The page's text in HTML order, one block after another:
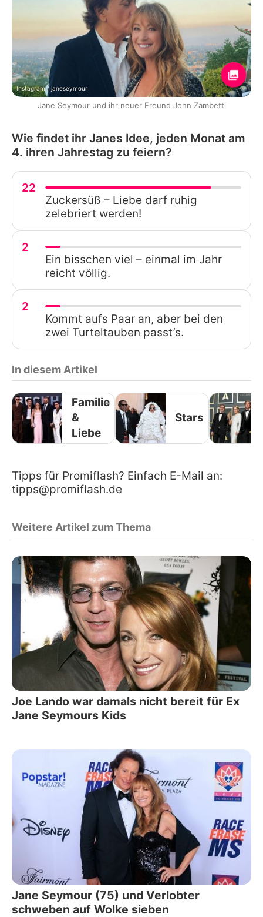
Instagram / janeseymour
Jane Seymour und ihr neuer Freund John Zambetti
Wie findet ihr Janes Idee, jeden Monat am
4. ihren Jahrestag zu feiern?
22
Zuckersüß – Liebe darf ruhig
zelebriert werden!
2
Ein bisschen viel – einmal im Jahr
reicht völlig.
2
Kommt aufs Paar an, aber bei den
zwei Turteltauben passt’s.
In diesem Artikel
Familie
&
Liebe
Stars
Tipps für Promiflash? Einfach E-Mail an:
tipps@promiflash.de
Weitere Artikel zum Thema
Joe Lando war damals nicht bereit für Ex
Jane Seymours Kids
Jane Seymour (75) und Verlobter
schweben auf Wolke sieben